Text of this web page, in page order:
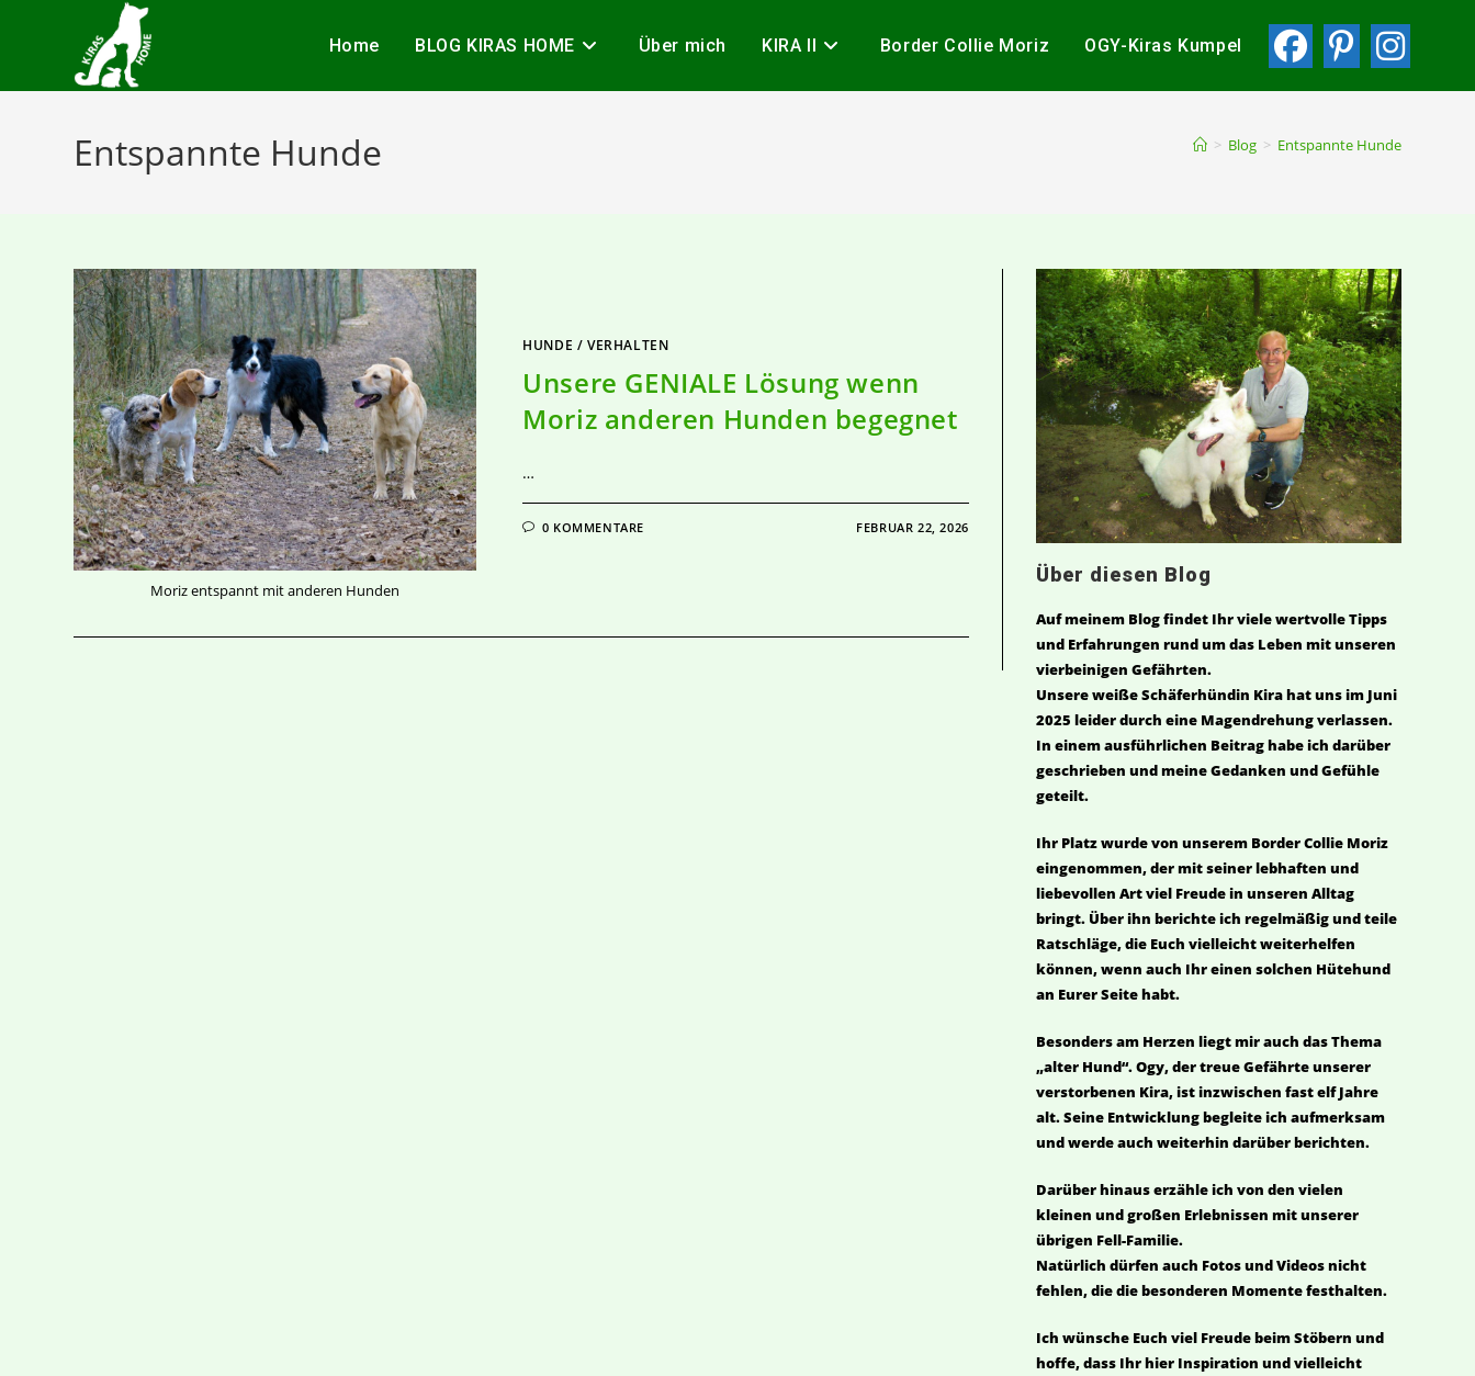
Home BLOG KIRAS HOME Über mich KIRA II Border Collie Moriz OGY-Kiras Kumpel
Entspannte Hunde > Blog > Entspannte Hunde
Moriz entspannt mit anderen Hunden
HUNDE /VERHALTEN
Unsere GENIALE Lösung wenn
Moriz anderen Hunden begegnet
…
0 KOMMENTARE FEBRUAR 22, 2026
Über diesen Blog
Auf meinem Blog findet Ihr viele wertvolle Tipps
und Erfahrungen rund um das Leben mit unseren
vierbeinigen Gefährten.
Unsere weiße Schäferhündin Kira hat uns im Juni
2025 leider durch eine Magendrehung verlassen.
In einem ausführlichen Beitrag habe ich darüber
geschrieben und meine Gedanken und Gefühle
geteilt.
Ihr Platz wurde von unserem Border Collie Moriz
eingenommen, der mit seiner lebhaften und
liebevollen Art viel Freude in unseren Alltag
bringt. Über ihn berichte ich regelmäßig und teile
Ratschläge, die Euch vielleicht weiterhelfen
können, wenn auch Ihr einen solchen Hütehund
an Eurer Seite habt.
Besonders am Herzen liegt mir auch das Thema
„alter Hund“. Ogy, der treue Gefährte unserer
verstorbenen Kira, ist inzwischen fast elf Jahre
alt. Seine Entwicklung begleite ich aufmerksam
und werde auch weiterhin darüber berichten.
Darüber hinaus erzähle ich von den vielen
kleinen und großen Erlebnissen mit unserer
übrigen Fell-Familie.
Natürlich dürfen auch Fotos und Videos nicht
fehlen, die die besonderen Momente festhalten.
Ich wünsche Euch viel Freude beim Stöbern und
hoffe, dass Ihr hier Inspiration und vielleicht